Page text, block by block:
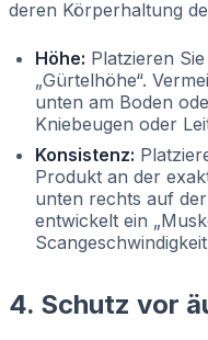
deren Körperhaltung
Höhe: Platzieren
„Gürtelhöhe“.
unten am Boden
Kniebeugen oder
Konsistenz:
Produkt an der
unten rechts auf
entwickelt ein
4. Schutz vor